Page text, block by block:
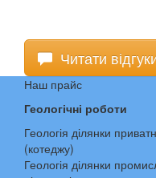
Читати
Наш прайс
Геологічні роботи
Геологія ділянки
(котеджу)
Геологія ділянки